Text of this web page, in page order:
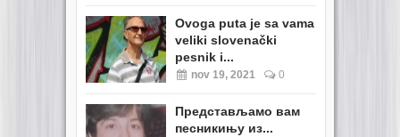
Ovoga puta je sa vama
veliki slovenački
pesnik i...
nov 19, 2021 0
Представљамо вам
песникињу из...